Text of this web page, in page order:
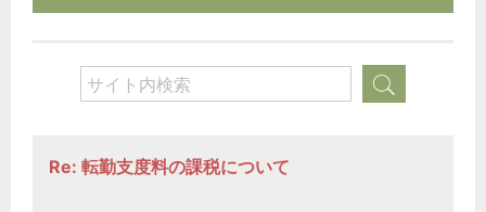
Re: 転勤支度料の課税について